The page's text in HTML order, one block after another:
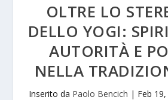
OLTRE LO
DELLO YOGI:
AUTORITÀ E
NELLA
Inserito da Paolo Bencich | Feb